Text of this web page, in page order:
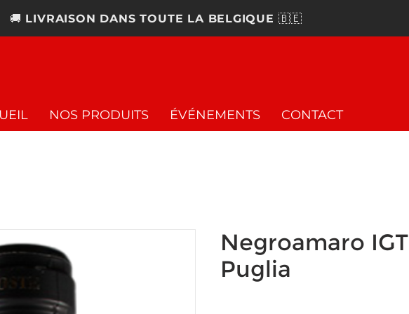
🚚 LIVRAISON DANS TOUTE LA BELGIQUE 🇧🇪
NOS PRODUITS ÉVÉNEMENTS CONTACT
Negroamaro IGT
Puglia